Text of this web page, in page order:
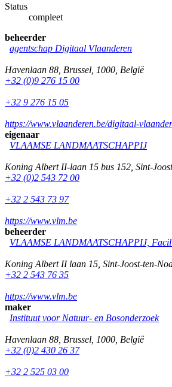
Status
compleet
beheerder
agentschap Digitaal Vlaanderen
Havenlaan 88 Brussel 1000 België
+32 (0)9 276 15 00
+32 9 276 15 05
https://www.vlaanderen.be/digitaal-
eigenaar
VLAAMSE LANDMAATSCHAPPIJ
Koning Albert II-laan 15 bus 152 Sint-
+32 (0)2 543 72 00
+32 2 543 73 97
https://www.vlm.be
beheerder
VLAAMSE LANDMAATSCHAPPIJ,
Koning Albert II laan 15 Sint-Joost-ten-
+32 2 543 76 35
https://www.vlm.be
maker
Instituut voor Natuur- en Bosonderzoek
Havenlaan 88 Brussel 1000 België
+32 (0)2 430 26 37
+32 2 525 03 00